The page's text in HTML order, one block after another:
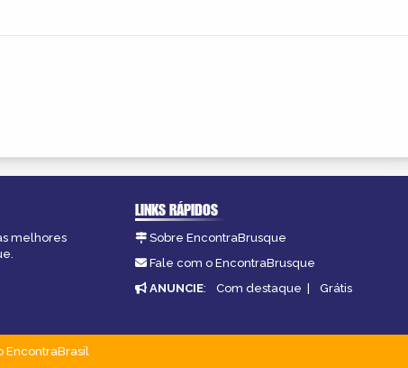
melhores
LINKS RÁPIDOS
Sobre EncontraBrusque
Fale com o EncontraBrusque
ANUNCIE: Com destaque | Grátis
EncontraBrasil